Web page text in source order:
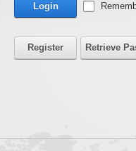
Login
Register Retrieve